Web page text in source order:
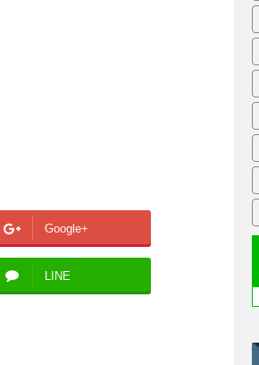
Google+
LINE